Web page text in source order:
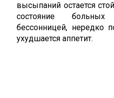
высыпаний остается
состояние
бессонницей, нередко
ухудшается аппетит.